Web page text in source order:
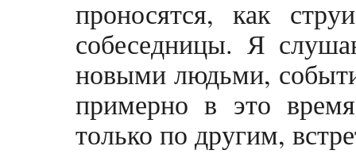
проносятся, как
собеседницы. Я
новыми людьми,
примерно в это
только по другим,